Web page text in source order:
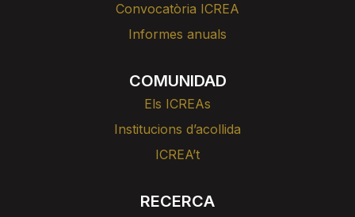
Convocatòria ICREA
Informes anuals
COMUNIDAD
Els ICREAs
Institucions d’acollida
ICREA’t
RECERCA